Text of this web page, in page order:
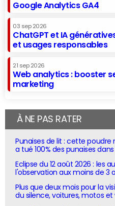
Google Analytics GA4
03 sep 2026
ChatGPT et IA
et usages responsables
21 sep 2026
Web analytics : booster
marketing
À NE PAS RATER
Punaises de lit : cette
a tué 100% des punaises
Eclipse du 12 août 2026 : les
l'observation aux moins de 3
Plus que deux mois pour la
du silence, voitures, motos et